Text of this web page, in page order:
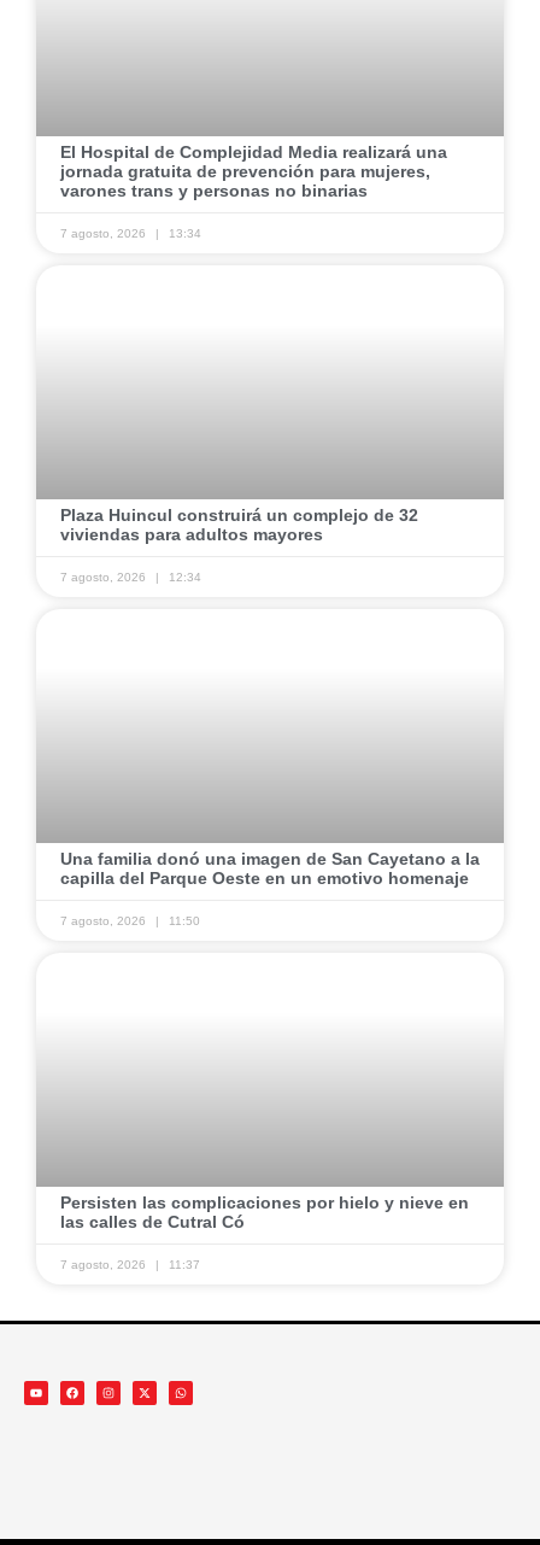
El Hospital de Complejidad Media realizará una
jornada gratuita de prevención para mujeres,
varones trans y personas no binarias
7 agosto, 2026 13:34
Plaza Huincul construirá un complejo de 32
viviendas para adultos mayores
7 agosto, 2026 12:34
Una familia donó una imagen de San Cayetano a la
capilla del Parque Oeste en un emotivo homenaje
7 agosto, 2026 11:50
Persisten las complicaciones por hielo y nieve en
las calles de Cutral Có
7 agosto, 2026 11:37